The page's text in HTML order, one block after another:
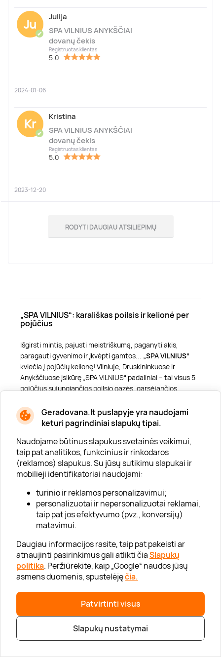
Geradovana.lt puslapyje yra naudojami
keturi pagrindiniai slapukų tipai.
Naudojame būtinus slapukus svetainės veikimui,
taip pat analitikos, funkcinius ir rinkodaros
(reklamos) slapukus. Su jūsų sutikimu slapukai ir
mobilieji identifikatoriai naudojami:
turinio ir reklamos personalizavimui;
personalizuotai ir nepersonalizuotai reklamai,
taip pat jos efektyvumo (pvz., konversijų)
matavimui.
Daugiau informacijos rasite, taip pat pakeisti ar
atnaujinti pasirinkimus gali atlikti čiaSlapukų
politika. Peržiūrėkite, kaip „Google“ naudos jūsų
asmens duomenis, spustelėjęčia.
Patvirtinti visus
Slapukų nustatymai
Ju
✔
Julija
SPA VILNIUS ANYKŠČIAI
dovanų čekis
Registruotas klientas
5.0
2024-01-06
Kr
✔
Kristina
SPA VILNIUS ANYKŠČIAI
dovanų čekis
Registruotas klientas
5.0
2023-12-20
RODYTI DAUGIAU ATSILIEPIMŲ
„SPA VILNIUS“: karališkas poilsis ir kelionė per
pojūčius
Išgirsti mintis, pajusti meistriškumą, paganyti akis,
paragauti gyvenimo ir įkvėpti gamtos... „SPA VILNIUS“
kviečia į pojūčių kelionę! Vilniuje, Druskininkuose ir
Anykščiuose įsikūrę „SPA VILNIUS“ padaliniai – tai visus 5
pojūčius sujungiančios poilsio oazės, garsėjančios
kiekvienam atvykusiajam. Čia kiekvienas svečias –
„Poilsenybė“, kuriai garantuojamas karališkas poilsis!
„SPA VILNIUS“ dienos SPA Vilniuje
Vilniaus širdyje, Gedimino prospekte, įkurtas modernus
dienos SPA centras – tai išskirtinio interjero, subtilios
prabangos ir profesionalų atsidavimo darbui dermė. Čia
atliekamadaug skirtingų kūno ir veido priežiūros
klasikiniai, sveikatą gerinantys, kūno linijas
formuojantys, ajurvediniai ir veido masažai,
atliekami pagal šimtametes Druskininkų
kurorto masažų technikas;
kūno priežiūros procedūros: šveitimai, kūno
kūno puoselėjimo procedūros ant
marmurinio šildomo hamamo stalo;
individuali turkiška pirtis;